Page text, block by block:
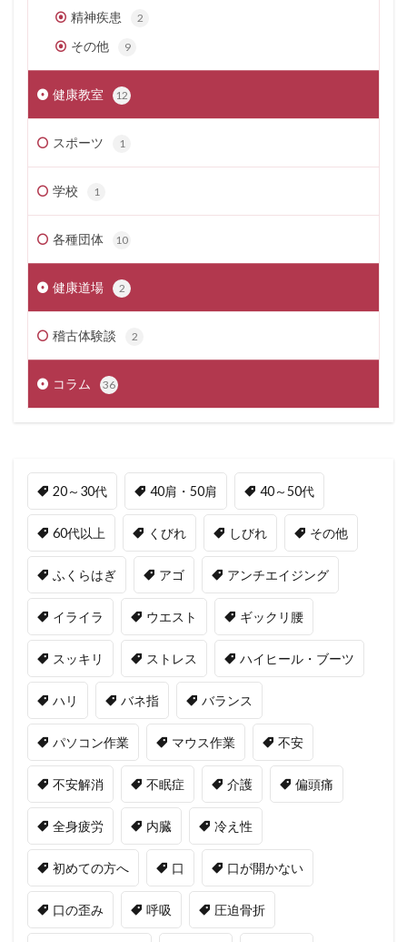
精神疾患 2
その他 9
健康教室 12
スポーツ 1
学校 1
各種団体 10
健康道場 2
稽古体験談 2
コラム 36
20～30代 40肩・50肩 40～50代
60代以上 くびれ しびれ その他
ふくらはぎ アゴ アンチエイジング
イライラ ウエスト ギックリ腰
スッキリ ストレス ハイヒール・ブーツ
ハリ バネ指 バランス
パソコン作業 マウス作業 不安
不安解消 不眠症 介護 偏頭痛
全身疲労 内臓 冷え性
初めての方へ 口 口が開かない
口の歪み 呼吸 圧迫骨折